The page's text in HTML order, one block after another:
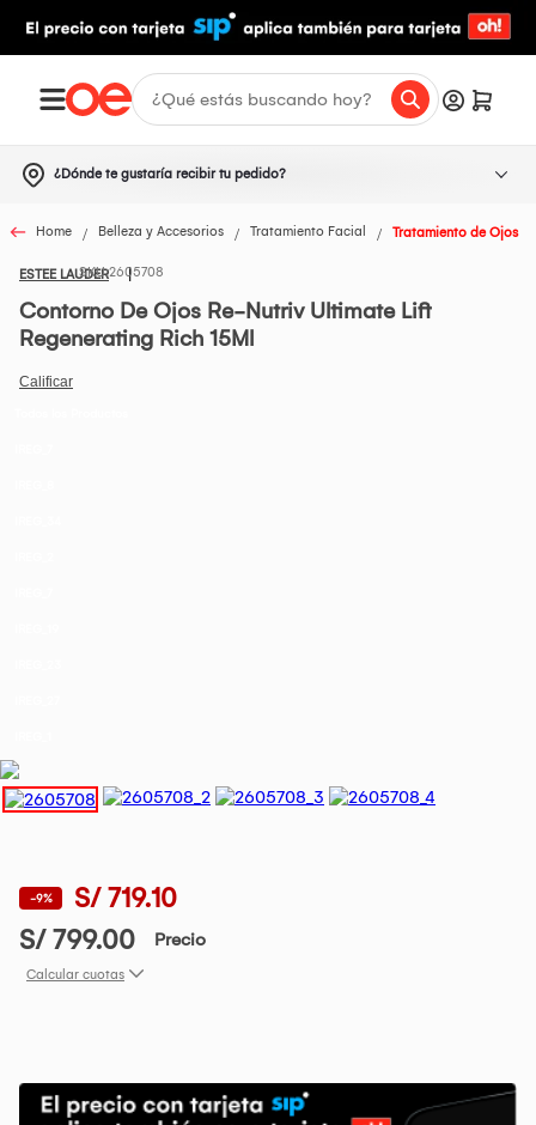
¿Dónde te gustaría recibir tu pedido?
Home Belleza y Accesorios Tratamiento Facial Tratamiento de Ojos
ESTEE LAUDER2605708
Contorno De Ojos Re-Nutriv Ultimate Lift
Regenerating Rich 15Ml
-9%
S/ 719.10
S/ 799.00
Precio
Calcular cuotas